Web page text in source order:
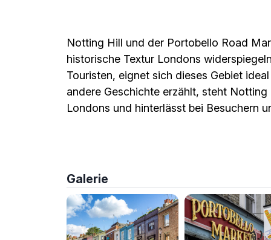
Notting Hill und der Portobello Road
historische Textur Londons
Touristen, eignet sich dieses Gebiet
andere Geschichte erzählt, steht
Londons und hinterlässt bei Besuchern
Galerie